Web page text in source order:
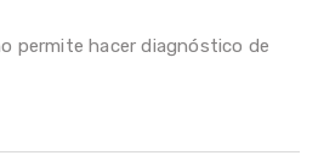
permite hacer diagnóstico de